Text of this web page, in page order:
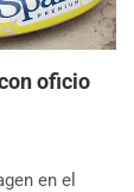
oficio
en el